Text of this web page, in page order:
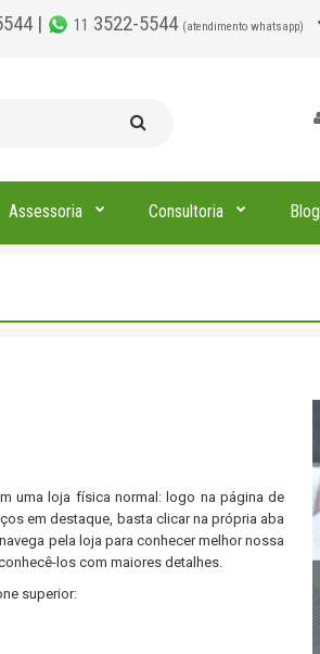
| 11 3522-5544 (atendimento whatsapp)
Assessoria Consultoria Blog
uma loja física normal: logo na página de
em destaque, basta clicar na própria aba
pela loja para conhecer melhor nossa
los com maiores detalhes.
superior: